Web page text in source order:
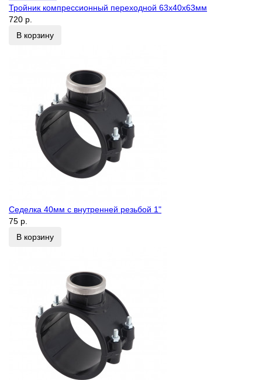
Тройник компрессионный переходной 63х40х63мм
720 р.
В корзину
Седелка 40мм с внутренней резьбой 1"
75 р.
В корзину